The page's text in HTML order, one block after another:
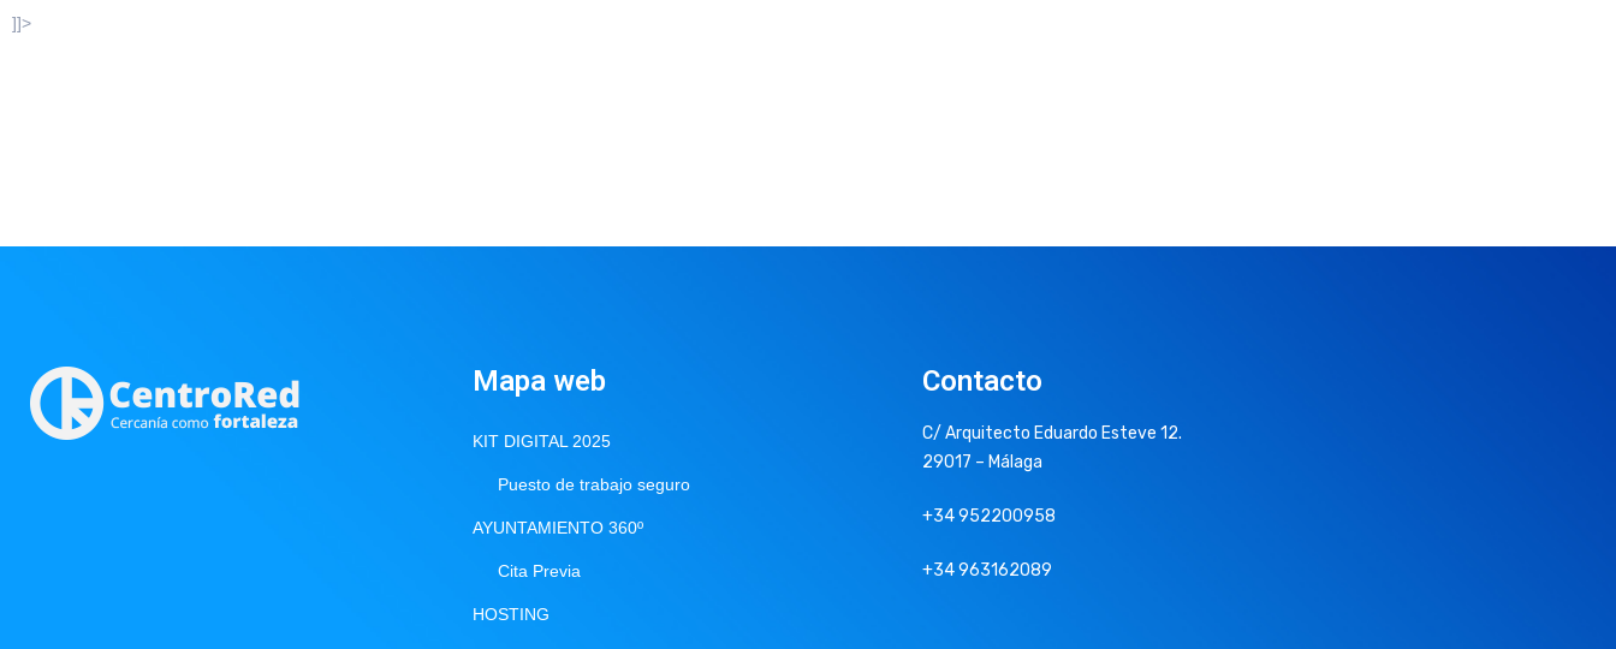
]]>
Mapa web
KIT DIGITAL 2025
Puesto de trabajo seguro
AYUNTAMIENTO 360º
Cita Previa
HOSTING
Contacto
C/ Arquitecto Eduardo Esteve 12.
29017 – Málaga
+34 952200958
+34 963162089